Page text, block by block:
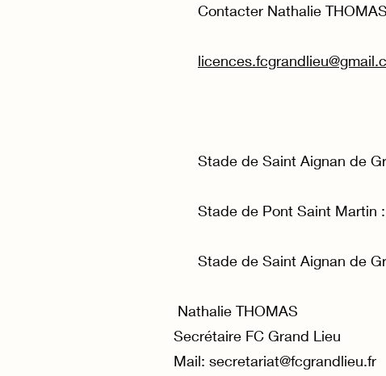
Contacter Nathalie
Stade de Saint Aignan de
Stade de Pont Saint Martin
Stade de Saint Aignan de
Nathalie THOMAS
Secrétaire FC Grand Lieu
Mail: secretariat@fcgrandlieu.fr